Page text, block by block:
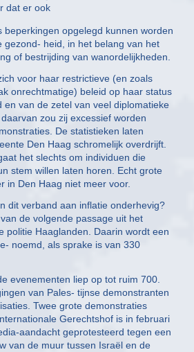
dat er ook
beperkingen opgelegd kunnen worden
gezond- heid, in het belang van het
of bestrijding van wanordelijkheden.
voor haar restrictieve (en zoals
onrechtmatige) beleid op haar status
en van de zetel van veel diplomatieke
zou zij excessief worden
De statistieken laten
Den Haag schromelijk overdrijft.
het slechts om individuen die
stem willen laten horen. Echt grote
in Den Haag niet meer voor.
dit verband aan inflatie onderhevig?
de volgende passage uit het
politie Haaglanden. Daarin wordt een
noemd, als sprake is van 330
evenementen liep op tot ruim 700.
van Pales- tijnse demonstranten
Twee grote demonstraties
Gerechtshof is in februari
aandacht geprotesteerd tegen een
van de muur tussen Israël en de